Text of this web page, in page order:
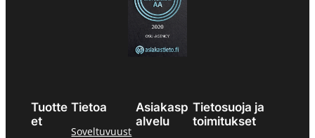
Tuotte
et
Tietoa
Soveltuvuust
Asiakasp
alvelu
Tietosuoja ja
toimitukset